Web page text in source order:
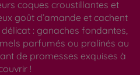
coques croustillantes et
goût d’amande et cachent
: ganaches fondantes,
parfumés ou pralinés au
de promesses exquises à
!